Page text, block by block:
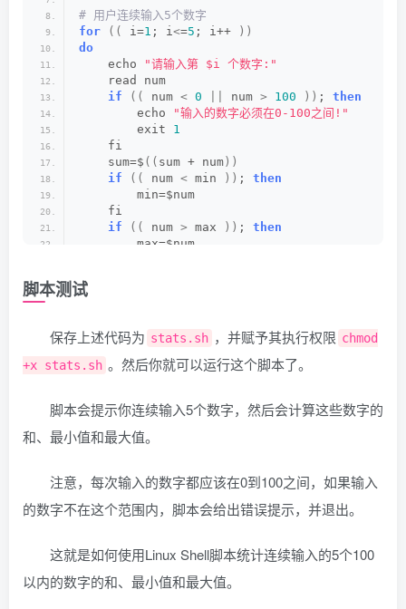
# 用户连续输入5个数字
for
(( i=1 ; i<=5 ; i++
))
do
    echo
"请输入第 $i 个数字:"
    read num
if
(( num < 0 num > 100 )) ; then
        echo
"输入的数字必须在0-100之间!"
        exit
1
    fi
    sum=$
(( sum + num ))
if
(( num < min )) ; then
        min=$num
    fi
if
(( num > max )) ; then
        max=$num
echo "最小值是: $min"
echo
"最大值是: $max"
脚本测试
保存上述代码为 stats.sh ，并赋予其执行权限 chmod
+x stats.sh 。然后你就可以运行这个脚本了。
脚本会提示你连续输入5个数字，然后会计算这些数字的
和、最小值和最大值。
注意，每次输入的数字都应该在0到100之间，如果输入
的数字不在这个范围内，脚本会给出错误提示，并退出。
这就是如何使用Linux Shell脚本统计连续输入的5个100
以内的数字的和、最小值和最大值。